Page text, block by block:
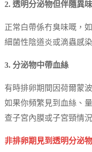
2. 透明分泌物但伴隨異味
正常白帶係冇臭味嘅，
細菌性陰道炎或滴蟲感染
3. 分泌物中帶血絲
有時排卵期間因荷爾蒙
如果你頻繁見到血絲、
查子宮內膜或子宮頸情況
非排卵期見到透明分泌